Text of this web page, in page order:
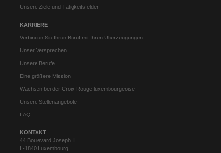
Unsere Ziele und Tätigkeitsfelder
KARRIERE
Verbinden Sie Ihren Beruf mit Ihren Überzeugungen
Unser Versprechen
Unsere Berufe
Eine größere Mission
Wachsen bei der Croix-Rouge luxembourgeoise
Unsere Stellenangebote
FAQ
KONTAKT
44 Boulevard Joseph II
L-1840 Luxembourg